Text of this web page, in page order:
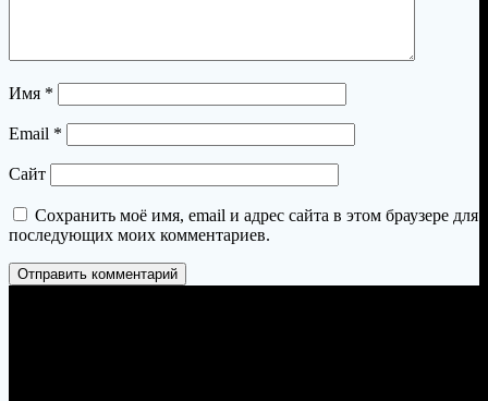
Имя *
Email *
Сайт
Сохранить моё имя, email и адрес сайта в этом браузере для
последующих моих комментариев.